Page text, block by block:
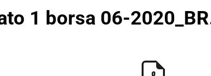
1 borsa 06-